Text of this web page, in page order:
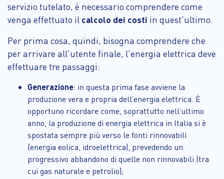
servizio tutelato, è necessario comprendere come
venga effettuato il calcolo dei costi in quest'ultimo.
Per prima cosa, quindi, bisogna comprendere che
per arrivare all'utente finale, l'energia elettrica deve
effettuare tre passaggi:
Generazione: in questa prima fase avviene la
produzione vera e propria dell’energia elettrica. È
opportuno ricordare come, soprattutto nell’ultimo
anno, la produzione di energia elettrica in Italia si è
spostata sempre più verso le fonti rinnovabili
(energia eolica, idroelettrica), prevedendo un
progressivo abbandono di quelle non rinnovabili (tra
cui gas naturale e petrolio);